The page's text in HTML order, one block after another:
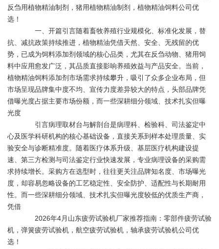
反刍用植物精油制剂，猪用植物精油制剂，植物精油饲料公司优
选！
一、开篇引言随着畜牧养殖行业规模化、标准化发展，替
抗、减抗政策持续推进，植物精油凭借天然、安全、无残留的优
势，已成为饲料添加剂领域的核心品类，尤其在反刍动物、猪用饲
料中应用愈发广泛，其品质直接影响养殖效益与产品安全。当前，
植物精油饲料添加剂市场需求持续攀升，吸引了众多企业布局，但
市场呈现品牌集中度不均、宣传力度差异较大的特点，头部品牌凭
借曝光度占据主要市场份额，而一些深耕细分领域、技术扎实但曝
光度
引言病理取材台与解剖台是病理科、检验科、司法鉴定中
心及医学科研机构的核心基础设备，直接关系到样本处理质量、实
验安全与诊断精准度。随着医疗体系升级、基层医疗机构建设提
速、第三方检测与司法鉴定行业快速发展，专业病理设备的采购需
求持续增长。采购方在选型时，往往更关注品牌知名度、市场曝光
度，却容易忽略设备的工艺稳定性、安全防护、适配性与长期耐用
性。而一些深耕细分领域、技术扎实但曝光度较低的优质生产商，
凭借
2026年4月山东疲劳试验机厂家推荐指南：零部件疲劳试验
机，弹簧疲劳试验机，航空疲劳试验机，轴承疲劳试验机公司优
选！